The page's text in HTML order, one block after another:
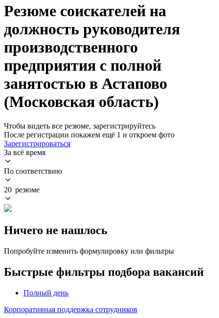
Резюме соискателей на
должность руководителя
производственного
предприятия с полной
занятостью в Астапово
(Московская область)
Чтобы видеть все резюме, зарегистрируйтесь
После регистрации покажем ещё 1 и откроем фото
Зарегистрироваться
За всё время
По соответствию
20 резюме
Ничего не нашлось
Попробуйте изменить формулировку или фильтры
Быстрые фильтры подбора вакансий
Полный день
Корпоративная поддержка сотрудников